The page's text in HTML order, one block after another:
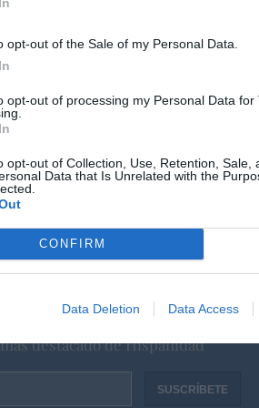
opt-out of the Sale of my Personal Data.
opt-out of processing my Personal Data for
opt-out of Collection, Use, Retention, Sale,
Data that Is Unrelated with the
CONFIRM
Data Deletion Data Access
el Corazón de la Virgen María
por intercesión de la
gloria. Amén"
de la Virgen María,
este artículo?
destacado de Hispanidad